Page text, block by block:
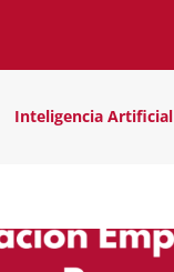
Inteligencia Artificial